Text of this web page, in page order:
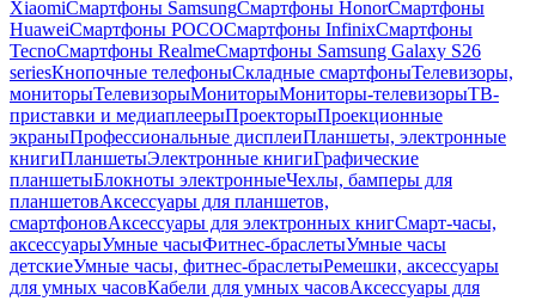
XiaomiСмартфоны SamsungСмартфоны HonorСмартфоны
HuaweiСмартфоны POCOСмартфоны InfinixСмартфоны
TecnoСмартфоны RealmeСмартфоны Samsung Galaxy S26
seriesКнопочные телефоныСкладные смартфоныТелевизоры,
мониторыТелевизорыМониторыМониторы-телевизорыТВ-
приставки и медиаплеерыПроекторыПроекционные
экраныПрофессиональные дисплеиПланшеты, электронные
книгиПланшетыЭлектронные книгиГрафические
планшетыБлокноты электронныеЧехлы, бамперы для
планшетовАксессуары для планшетов,
смартфоновАксессуары для электронных книгСмарт-часы,
аксессуарыУмные часыФитнес-браслетыУмные часы
детскиеУмные часы, фитнес-браслетыРемешки, аксессуары
для умных часовКабели для умных часовАксессуары для